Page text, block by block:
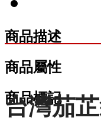
商品描述
商品屬性
商品標記
台灣茄